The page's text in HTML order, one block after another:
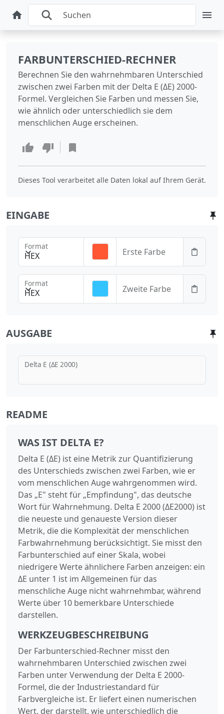
FARBUNTERSCHIED-RECHNER
Berechnen Sie den wahrnehmbaren Unterschied
zwischen zwei Farben mit der Delta E (ΔE) 2000-
Formel. Vergleichen Sie Farben und messen Sie,
wie ähnlich oder unterschiedlich sie dem
menschlichen Auge erscheinen.
Dieses Tool verarbeitet alle Daten lokal auf Ihrem Gerät.
EINGABE
HEX
Format
Erste Farbe
HEX
Format
Zweite Farbe
AUSGABE
Delta E (ΔE 2000)
README
WAS IST DELTA E?
Delta E (ΔE) ist eine Metrik zur Quantifizierung
des Unterschieds zwischen zwei Farben, wie er
vom menschlichen Auge wahrgenommen wird.
Das „E" steht für „Empfindung", das deutsche
Wort für Wahrnehmung. Delta E 2000 (ΔE2000) ist
die neueste und genaueste Version dieser
Metrik, die die Komplexität der menschlichen
Farbwahrnehmung berücksichtigt. Sie misst den
Farbunterschied auf einer Skala, wobei
niedrigere Werte ähnlichere Farben anzeigen: ein
ΔE unter 1 ist im Allgemeinen für das
menschliche Auge nicht wahrnehmbar, während
Werte über 10 bemerkbare Unterschiede
darstellen.
WERKZEUGBESCHREIBUNG
Der Farbunterschied-Rechner misst den
wahrnehmbaren Unterschied zwischen zwei
Farben unter Verwendung der Delta E 2000-
Formel, die der Industriestandard für
Farbvergleiche ist. Er liefert einen numerischen
Wert, der darstellt, wie unterschiedlich die